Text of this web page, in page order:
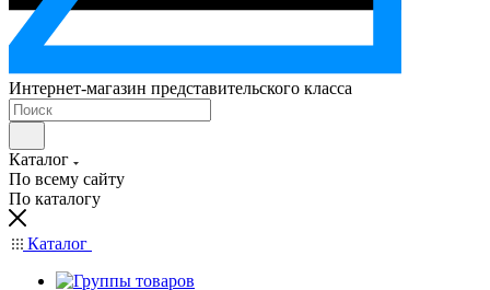
Интернет-магазин представительского класса
Каталог
По всему сайту
По каталогу
Каталог